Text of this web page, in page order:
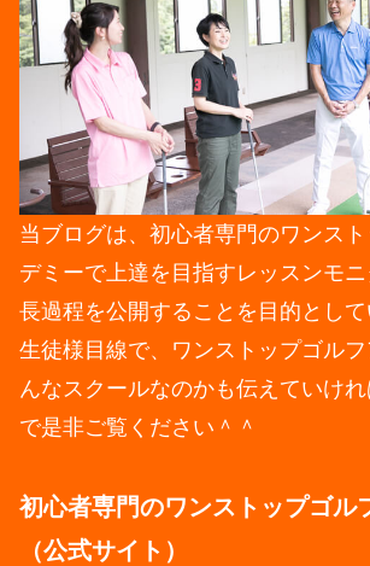
当ブログは、初心者専門のワンス
デミーで上達を目指すレッスンモ
長過程を公開することを目的として
生徒様目線で、ワンストップゴル
んなスクールなのかも伝えていけ
で是非ご覧ください＾＾
初心者専門のワンストップゴル
（公式サイト）